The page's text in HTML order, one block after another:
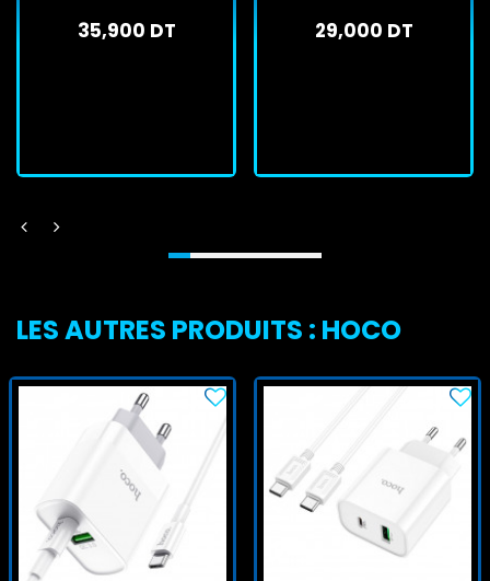
Smartphone Noir
35,900 DT 29,000 DT
LES AUTRES PRODUITS : HOCO